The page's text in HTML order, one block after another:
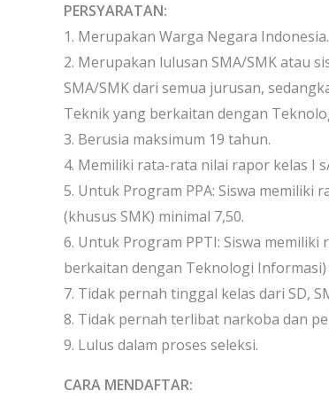
PERSYARATAN:
1. Merupakan Warga Negara Indonesia.
2. Merupakan lulusan SMA/SMK atau
SMA/SMK dari semua jurusan,
Teknik yang berkaitan dengan
3. Berusia maksimum 19 tahun.
4. Memiliki rata-rata nilai rapor kelas I
5. Untuk Program PPA: Siswa memiliki
(khusus SMK) minimal 7,50.
6. Untuk Program PPTI: Siswa
berkaitan dengan Teknologi
7. Tidak pernah tinggal kelas dari SD,
8. Tidak pernah terlibat narkoba dan
9. Lulus dalam proses seleksi.
CARA MENDAFTAR: